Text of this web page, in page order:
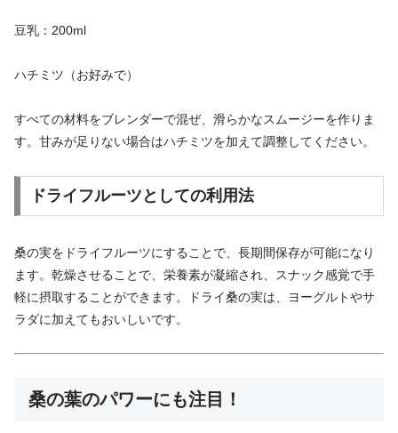
豆乳：200ml
ハチミツ（お好みで）
すべての材料をブレンダーで混ぜ、滑らかなスムージーを作りま
す。甘みが足りない場合はハチミツを加えて調整してください。
ドライフルーツとしての利用法
桑の実をドライフルーツにすることで、長期間保存が可能になり
ます。乾燥させることで、栄養素が凝縮され、スナック感覚で手
軽に摂取することができます。ドライ桑の実は、ヨーグルトやサ
ラダに加えてもおいしいです。
桑の葉のパワーにも注目！